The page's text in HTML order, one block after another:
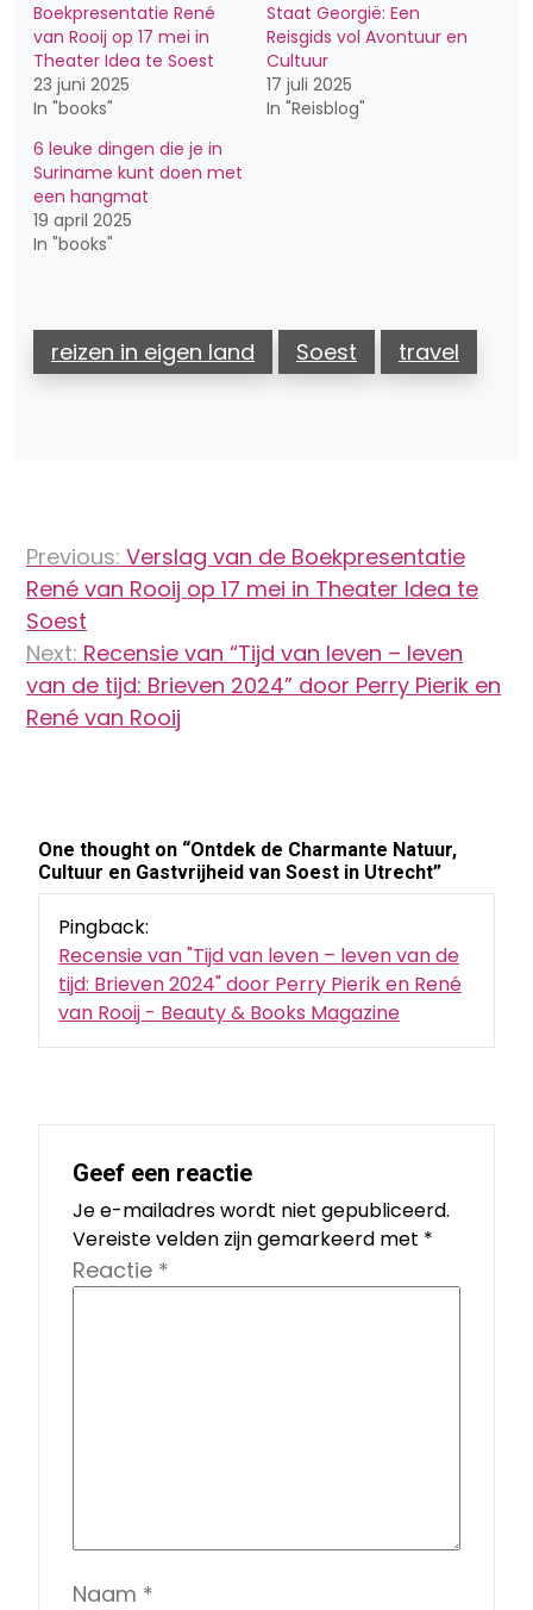
Boekpresentatie René
van Rooij op 17 mei in
Theater Idea te Soest
23 juni 2025
In "books"
Staat Georgië: Een
Reisgids vol Avontuur en
Cultuur
17 juli 2025
In "Reisblog"
6 leuke dingen die je in
Suriname kunt doen met
een hangmat
19 april 2025
In "books"
reizen in eigen land Soest travel
navigatie
Previous: Verslag van de Boekpresentatie
René van Rooij op 17 mei in Theater Idea te
Soest
Next: Recensie van “Tijd van leven – leven
van de tijd: Brieven 2024” door Perry Pierik en
René van Rooij
One thought on “Ontdek de Charmante Natuur,
Cultuur en Gastvrijheid van Soest in Utrecht”
Pingback:
Recensie van "Tijd van leven – leven van de
tijd: Brieven 2024" door Perry Pierik en René
van Rooij - Beauty & Books Magazine
Geef een reactie
Je e-mailadres wordt niet gepubliceerd.
Vereiste velden zijn gemarkeerd met *
Reactie *
Naam *